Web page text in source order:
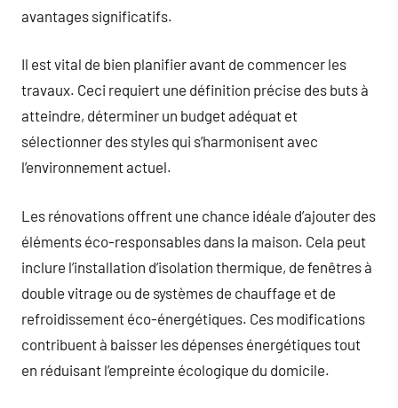
avantages significatifs.
Il est vital de bien planifier avant de commencer les
travaux. Ceci requiert une définition précise des buts à
atteindre, déterminer un budget adéquat et
sélectionner des styles qui s’harmonisent avec
l’environnement actuel.
Les rénovations offrent une chance idéale d’ajouter des
éléments éco-responsables dans la maison. Cela peut
inclure l’installation d’isolation thermique, de fenêtres à
double vitrage ou de systèmes de chauffage et de
refroidissement éco-énergétiques. Ces modifications
contribuent à baisser les dépenses énergétiques tout
en réduisant l’empreinte écologique du domicile.